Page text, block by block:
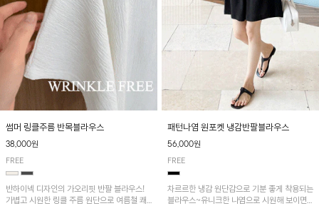
썸머 링클주름 반목블라우스
38,000원
FREE
반하이넥 디자인의 가오리핏 반팔 블라우스!
가볍고 시원한 링클 주름 원단으로 여름철 쾌
패턴나염 원포켓 냉감반팔블라우스
56,000원
FREE
차르르한 냉감 원단감으로 기분 좋게 착용되는
블라우스~유니크한 나염으로 시원해 보이면